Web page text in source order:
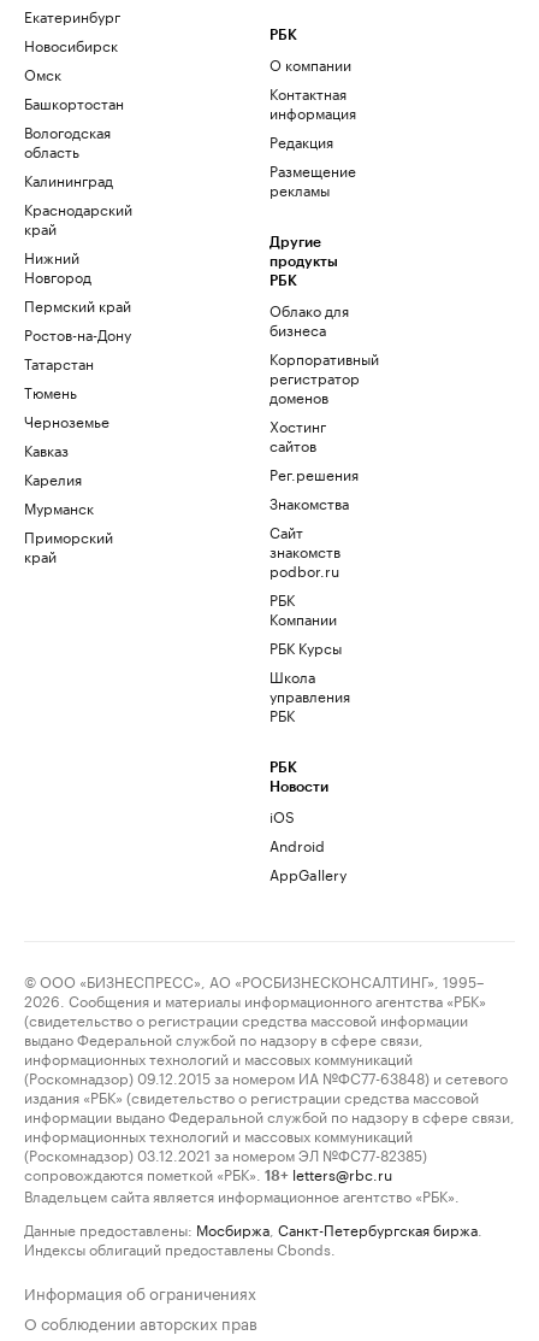
Екатеринбург
Новосибирск
Омск
Башкортостан
Вологодская
область
Калининград
Краснодарский
край
Нижний
Новгород
Пермский край
Ростов-на-Дону
Татарстан
Тюмень
Черноземье
Кавказ
Карелия
Мурманск
Приморский
край
РБК
О компании
Контактная
информация
Редакция
Размещение
рекламы
Другие
продукты
РБК
Облако для
бизнеса
Корпоративный
регистратор
доменов
Хостинг
сайтов
Рег.решения
Знакомства
Сайт
знакомств
podbor.ru
РБК
Компании
РБК Курсы
Школа
управления
РБК
РБК
Новости
iOS
Android
AppGallery
© ООО «БИЗНЕСПРЕСС», АО «РОСБИЗНЕСКОНСАЛТИНГ», 1995–
2026. Сообщения и материалы информационного агентства «РБК»
(свидетельство о регистрации средства массовой информации
выдано Федеральной службой по надзору в сфере связи,
информационных технологий и массовых коммуникаций
(Роскомнадзор) 09.12.2015 за номером ИА №ФС77-63848) и сетевого
издания «РБК» (свидетельство о регистрации средства массовой
информации выдано Федеральной службой по надзору в сфере связи,
информационных технологий и массовых коммуникаций
(Роскомнадзор) 03.12.2021 за номером ЭЛ №ФС77-82385)
сопровождаются пометкой «РБК».
18+ letters@rbc.ru
Владельцем сайта является информационное агентство «РБК».
Данные предоставлены: Мосбиржа Санкт-Петербургская биржа
Индексы облигаций предоставлены Cbonds.
Информация об ограничениях
О соблюдении авторских прав